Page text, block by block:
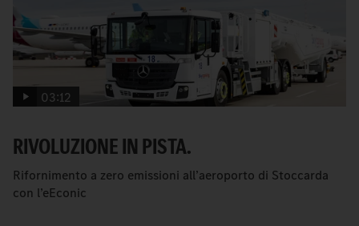
03:12
RIVOLUZIONE IN PISTA.
Rifornimento a zero emissioni all’aeroporto di Stoccarda
con l’eEconic